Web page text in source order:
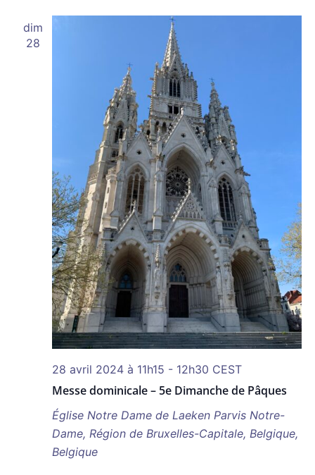
dim
28
Messe dominicale – 5e Dimanche de Pâques
28 avril 2024 à 11h15 - 12h30 CEST
Église Notre Dame de Laeken Parvis Notre-
Dame, Région de Bruxelles-Capitale, Belgique,
Belgique